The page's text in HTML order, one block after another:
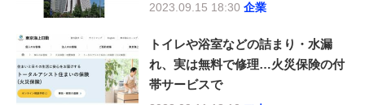
2023.09.15 18:30 企業
トイレや浴室などの詰まり・水漏
れ、実は無料で修理…火災保険の付
帯サービスで